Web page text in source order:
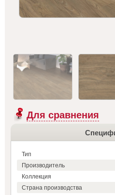
Для сравнения
Тип
Производитель
Коллекция
Страна производства